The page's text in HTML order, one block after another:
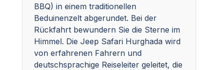
BBQ) in einem traditionellen
Beduinenzelt abgerundet. Bei der
Rückfahrt bewundern Sie die Sterne im
Himmel. Die Jeep Safari Hurghada wird
von erfahrenen Fahrern und
deutschsprachige Reiseleiter geleitet, die